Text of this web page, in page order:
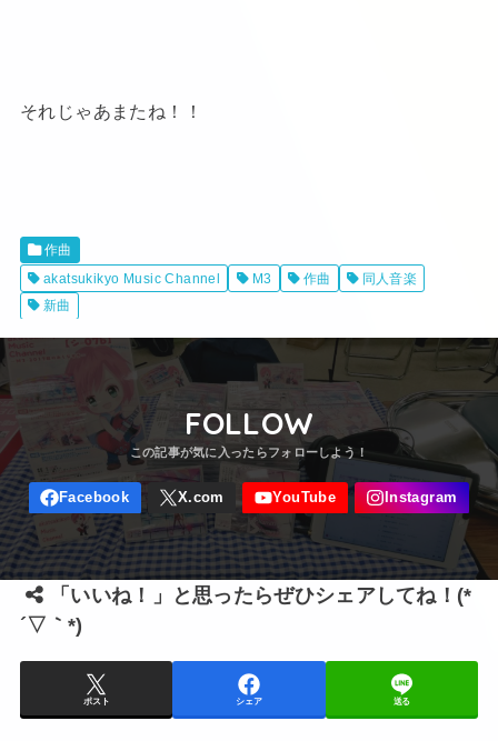
それじゃあまたね！！
作曲
akatsukikyo Music Channel
M3 作曲
同人音楽
新曲
FOLLOW
「いいね！」と思ったらぜひシェアしてね！(*
´▽｀*)
ポスト シェア 送る